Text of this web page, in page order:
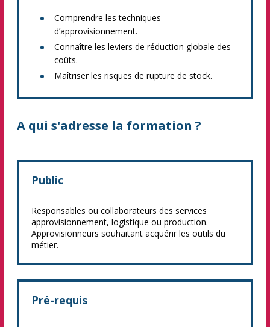
Comprendre les techniques
d’approvisionnement.
Connaître les leviers de réduction globale des
coûts.
Maîtriser les risques de rupture de stock.
A qui s'adresse la formation ?
Public
Responsables ou collaborateurs des services
approvisionnement, logistique ou production.
Approvisionneurs souhaitant acquérir les outils du
métier.
Pré-requis